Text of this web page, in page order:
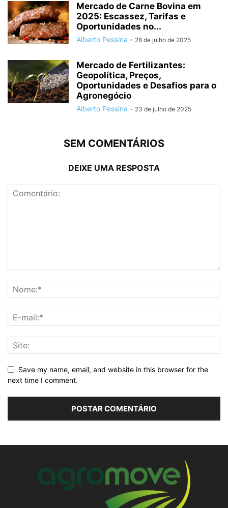
Mercado de Carne Bovina em
2025: Escassez, Tarifas e
Oportunidades no...
Alberto Pessina - 28 de julho de 2025
Mercado de Fertilizantes:
Geopolítica, Preços,
Oportunidades e Desafios para o
Agronegócio
Alberto Pessina - 23 de julho de 2025
SEM COMENTÁRIOS
DEIXE UMA RESPOSTA
Save my name, email, and website in this browser for the
next time I comment.